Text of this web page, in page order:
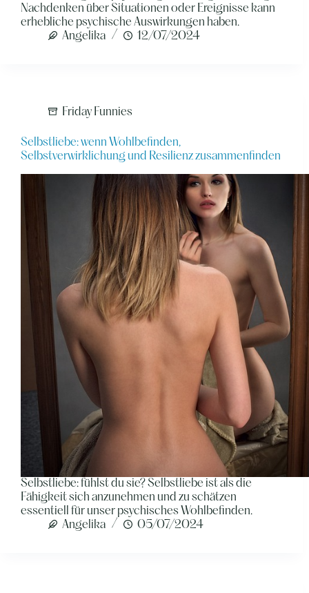
Nachdenken über Situationen oder Ereignisse kann
erhebliche psychische Auswirkungen haben.
Angelika
12/07/2024
Friday Funnies
Selbstliebe: wenn Wohlbefinden,
Selbstverwirklichung und Resilienz zusammenfinden
Selbstliebe: fühlst du sie? Selbstliebe ist als die
Fähigkeit sich anzunehmen und zu schätzen
essentiell für unser psychisches Wohlbefinden.
Angelika
05/07/2024